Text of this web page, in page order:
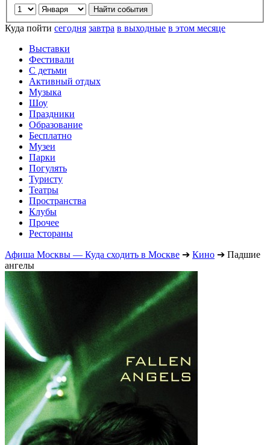
Куда пойти сегодня завтра в выходные в этом месяце
Выставки
Фестивали
С детьми
Активный отдых
Музыка
Шоу
Праздники
Образование
Бесплатно
Музеи
Парки
Погулять
Туристу
Театры
Пространства
Клубы
Прочее
Рестораны
Афиша Москвы — Куда сходить в Москве ➔ Кино ➔ Падшие
ангелы